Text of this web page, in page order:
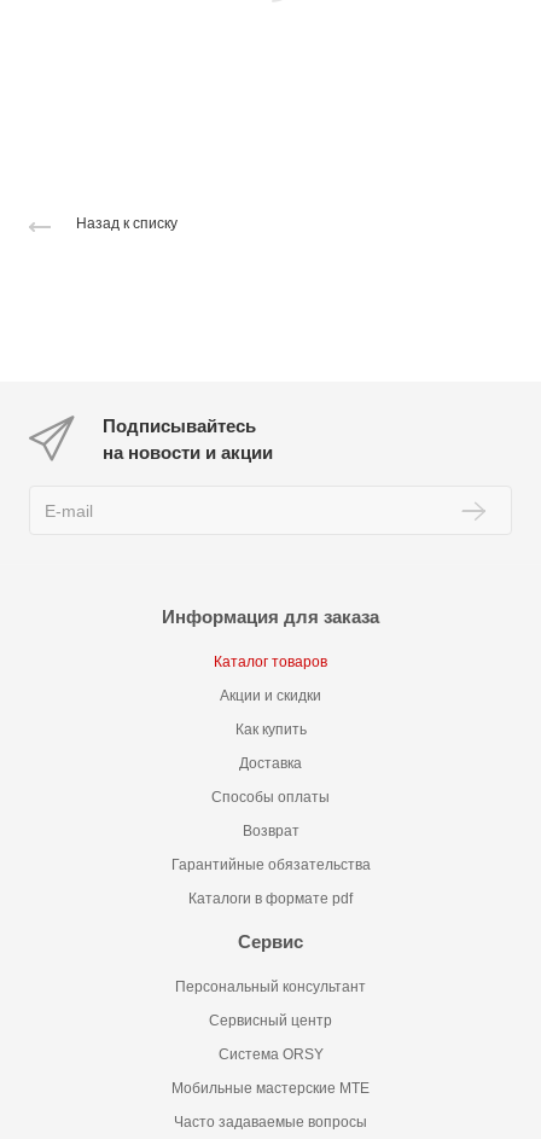
Назад к списку
Подписывайтесь
на новости и акции
Информация для заказа
Каталог товаров
Акции и скидки
Как купить
Доставка
Способы оплаты
Возврат
Гарантийные обязательства
Каталоги в формате pdf
Сервис
Персональный консультант
Сервисный центр
Система ORSY
Мобильные мастерские MTE
Часто задаваемые вопросы